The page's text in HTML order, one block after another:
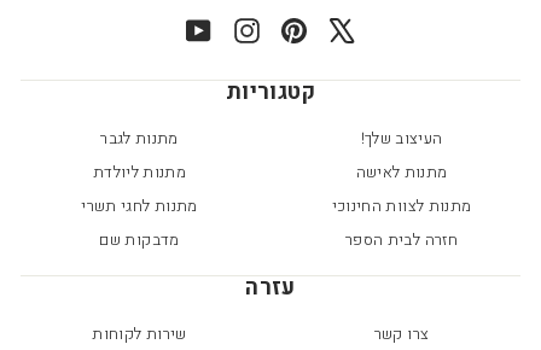
X
Pinterest
Instagram
YouTube
קטגוריות
העיצוב שלך!
מתנות לגבר
מתנות לאישה
מתנות ליולדת
מתנות לצוות החינוכי
מתנות לחגי תשרי
חזרה לבית הספר
מדבקות שם
עזרה
צרו קשר
שירות לקוחות